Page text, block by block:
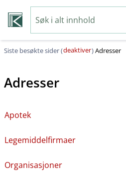
Siste besøkte sider (deaktiver)Adresser
Adresser
Apotek
Legemiddelfirmaer
Organisasjoner